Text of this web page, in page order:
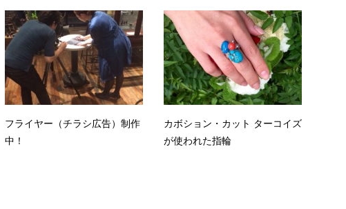
フライヤー（チラシ広告）制作
中！
カボション・カット ターコイズ
が使われた指輪